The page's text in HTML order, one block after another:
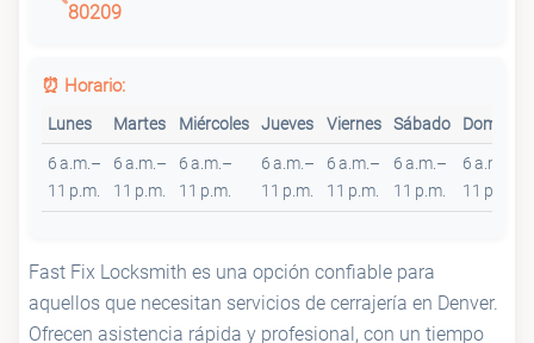
80209
⏰ Horario:
Lunes Martes Miércoles Jueves Viernes Sábado Domingo
6 a.m.–
11 p.m.
6 a.m.–
11 p.m.
6 a.m.–
11 p.m.
6 a.m.–
11 p.m.
6 a.m.–
11 p.m.
6 a.m.–
11 p.m.
6 a.m.–
11 p.m.
Fast Fix Locksmith es una opción confiable para
aquellos que necesitan servicios de cerrajería en Denver.
Ofrecen asistencia rápida y profesional, con un tiempo